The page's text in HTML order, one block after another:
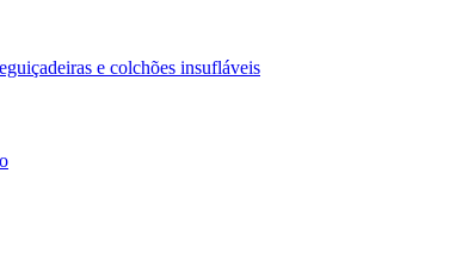
e colchões insufláveis